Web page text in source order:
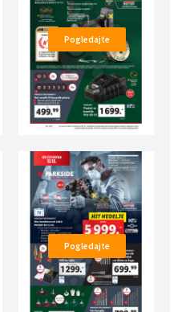
Pogledajte
Pogledajte